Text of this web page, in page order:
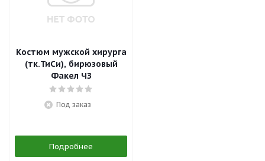
Костюм мужской хирурга
(тк.ТиСи), бирюзовый
Факел ЧЗ
Под заказ
Подробнее